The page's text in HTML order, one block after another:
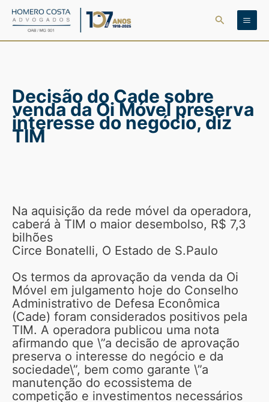
para
Pesquisar
Decisão do Cade sobre
venda da Oi Móvel preserva
interesse do negócio, diz
TIM
Na aquisição da rede móvel da operadora,
caberá à TIM o maior desembolso, R$ 7,3
bilhões
Circe Bonatelli, O Estado de S.Paulo
Os termos da aprovação da venda da Oi
Móvel em julgamento hoje do Conselho
Administrativo de Defesa Econômica
(Cade) foram considerados positivos pela
TIM. A operadora publicou uma nota
afirmando que \”a decisão de aprovação
preserva o interesse do negócio e da
sociedade\”, bem como garante \”a
manutenção do ecossistema de
competição e investimentos necessários